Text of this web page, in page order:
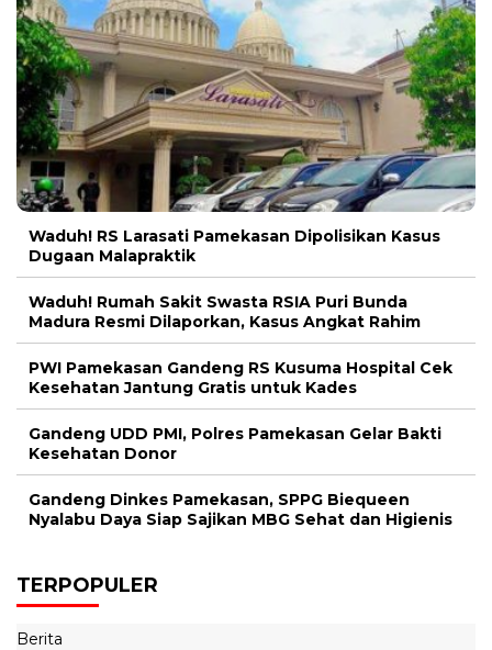
Waduh! RS Larasati Pamekasan Dipolisikan Kasus
Dugaan Malapraktik
Waduh! Rumah Sakit Swasta RSIA Puri Bunda
Madura Resmi Dilaporkan, Kasus Angkat Rahim
PWI Pamekasan Gandeng RS Kusuma Hospital Cek
Kesehatan Jantung Gratis untuk Kades
Gandeng UDD PMI, Polres Pamekasan Gelar Bakti
Kesehatan Donor
Gandeng Dinkes Pamekasan, SPPG Biequeen
Nyalabu Daya Siap Sajikan MBG Sehat dan Higienis
TERPOPULER
Berita